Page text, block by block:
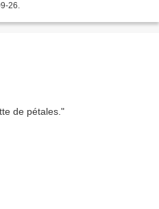
26.